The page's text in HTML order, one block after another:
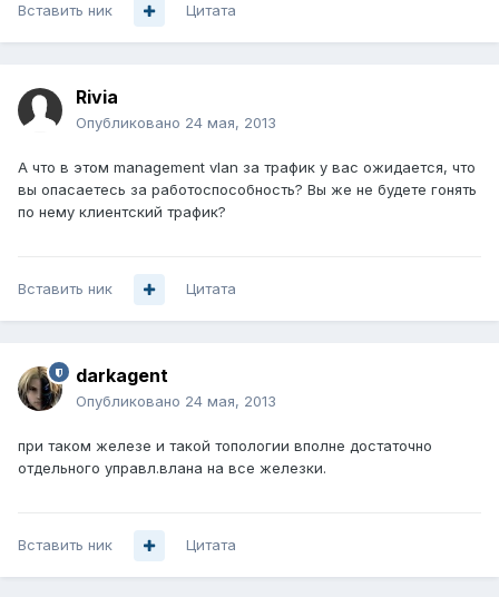
Вставить ник Цитата
Rivia
Опубликовано 24 мая, 2013
А что в этом management vlan за трафик у вас ожидается, что
вы опасаетесь за работоспособность? Вы же не будете гонять
по нему клиентский трафик?
Вставить ник Цитата
darkagent
Опубликовано 24 мая, 2013
при таком железе и такой топологии вполне достаточно
отдельного управл.влана на все железки.
Вставить ник Цитата